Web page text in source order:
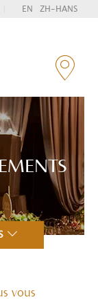
EN ZH-HANS
vous